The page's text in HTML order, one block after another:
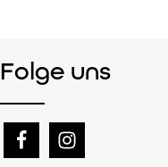
Folge uns